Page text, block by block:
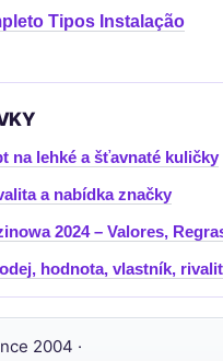
Tipos Instalação
na lehké a šťavnaté kuličky
a nabídka značky
2024 – Valores,
hodnota, vlastník,
2004 ·